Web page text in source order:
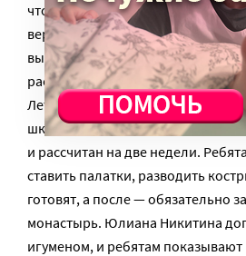
что Церковь проникает в их
веруют люди серьезные,
вызывает интерес. Они с таким
рассказывают, как в монастырь
Летом воспитатели
школы выживания: проект
и рассчитан на две недели.
ставить палатки, разводить
готовят, а после — обязательно
монастырь. Юлиана Никитина
игуменом, и ребятам